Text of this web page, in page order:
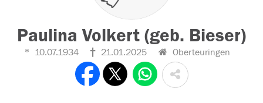
Paulina Volkert (geb. Bieser)
10.07.1934 21.01.2025 Oberteuringen